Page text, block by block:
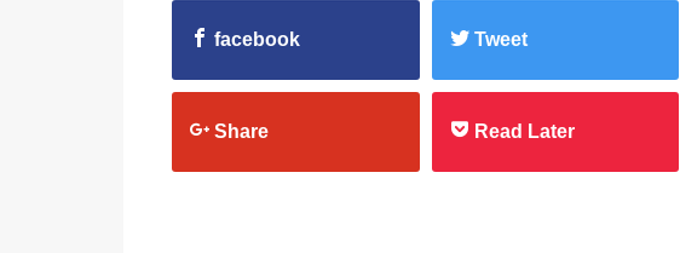
facebook Tweet
Share Read Later